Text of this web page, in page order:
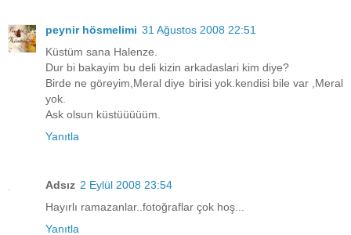
peynir hösmelimi 31 Ağustos 2008 22:51
Küstüm sana Halenze.
Dur bi bakayim bu deli kizin arkadaslari kim diye?
Birde ne göreyim,Meral diye birisi yok.kendisi bile var ,Meral
yok.
Ask olsun küstüüüüüm.
Yanıtla
Adsız 2 Eylül 2008 23:54
Hayırlı ramazanlar..fotoğraflar çok hoş...
Yanıtla